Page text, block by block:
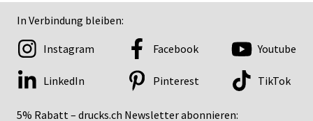
In Verbindung bleiben:
5% Rabatt – drucks.ch Newsletter abonnieren:
Instagram Facebook Youtube
LinkedIn Pinterest TikTok